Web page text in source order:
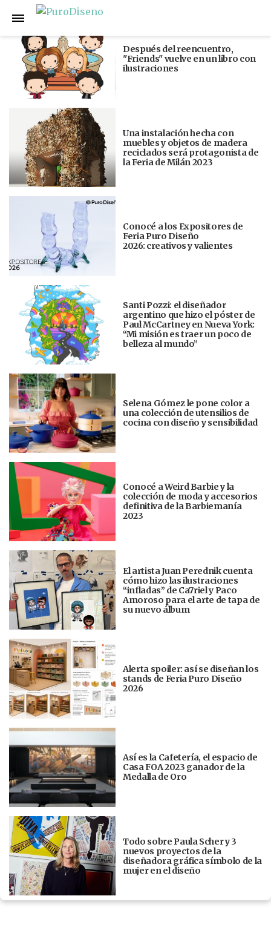
Anterior
Después del reencuentro,
"Friends" vuelve en un libro con
ilustraciones
Una instalación hecha con
muebles y objetos de madera
reciclados será protagonista de
la Feria de Milán 2023
Conocé a los Expositores de
Feria Puro Diseño
2026: creativos y valientes
Santi Pozzi: el diseñador
argentino que hizo el póster de
Paul McCartney en Nueva York:
“Mi misión es traer un poco de
belleza al mundo”
Selena Gómez le pone color a
una colección de utensilios de
cocina con diseño y sensibilidad
Conocé a Weird Barbie y la
colección de moda y accesorios
definitiva de la Barbiemanía
2023
El artista Juan Perednik cuenta
cómo hizo las ilustraciones
“infladas” de Ca7riel y Paco
Amoroso para el arte de tapa de
su nuevo álbum
Alerta spoiler: así se diseñan los
stands de Feria Puro Diseño
2026
Así es la Cafetería, el espacio de
Casa FOA 2023 ganador de la
Medalla de Oro
Todo sobre Paula Scher y 3
nuevos proyectos de la
diseñadora gráfica símbolo de la
mujer en el diseño
Siguiente